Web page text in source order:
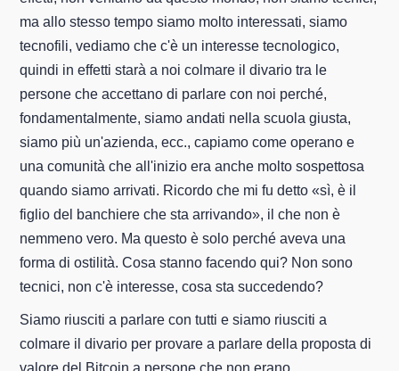
ma allo stesso tempo siamo molto interessati, siamo
tecnofili, vediamo che c'è un interesse tecnologico,
quindi in effetti starà a noi colmare il divario tra le
persone che accettano di parlare con noi perché,
fondamentalmente, siamo andati nella scuola giusta,
siamo più un'azienda, ecc., capiamo come operano e
una comunità che all'inizio era anche molto sospettosa
quando siamo arrivati. Ricordo che mi fu detto «sì, è il
figlio del banchiere che sta arrivando», il che non è
nemmeno vero. Ma questo è solo perché aveva una
forma di ostilità. Cosa stanno facendo qui? Non sono
tecnici, non c'è interesse, cosa sta succedendo?
Siamo riusciti a parlare con tutti e siamo riusciti a
colmare il divario per provare a parlare della proposta di